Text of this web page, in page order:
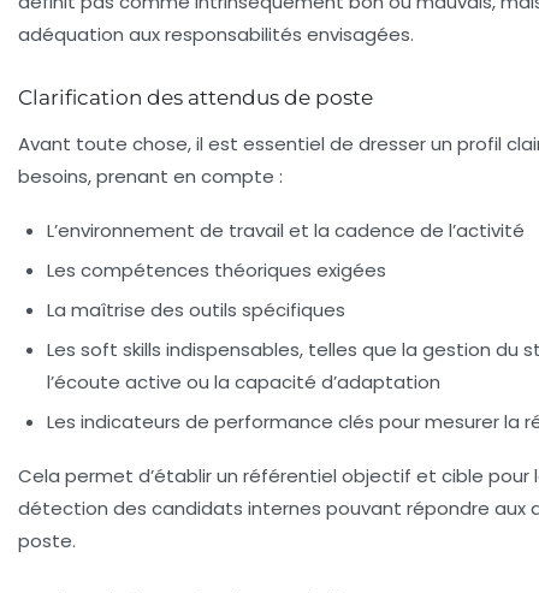
adéquation aux responsabilités envisagées.
Clarification des attendus de poste
Avant toute chose, il est essentiel de dresser un profil
besoins, prenant en compte :
L’environnement de travail et la cadence de l’activité
Les compétences théoriques exigées
La maîtrise des outils spécifiques
Les soft skills indispensables, telles que la gestion du
l’écoute active ou la capacité d’adaptation
Les indicateurs de performance clés pour mesurer la
Cela permet d’établir un référentiel objectif et cible pour
détection des candidats internes pouvant répondre aux
poste.